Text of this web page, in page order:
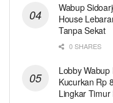
Wabup
House
Tanpa Sekat
0 SHARES
Lobby
Kucurkan Rp
Lingkar